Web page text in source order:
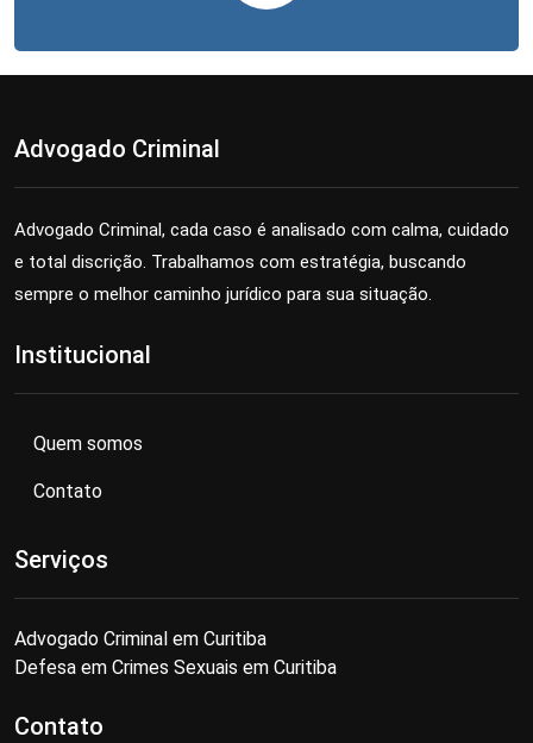
Advogado Criminal
Advogado Criminal, cada caso é analisado com calma, cuidado
e total discrição. Trabalhamos com estratégia, buscando
sempre o melhor caminho jurídico para sua situação.
Institucional
Quem somos
Contato
Serviços
Advogado Criminal em Curitiba
Defesa em Crimes Sexuais em Curitiba
Contato